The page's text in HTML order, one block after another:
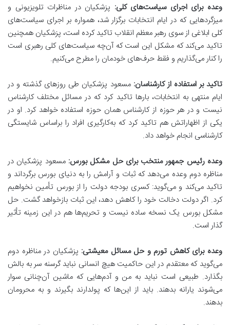
وعده برای اجرای سیاست‌های کلی: پزشکیان در مناظرات تلویزیونی و
میزگردهایی که در ایام انتخابات برگزار شد، همواره بر اجرای سیاست‌های
کلی ابلاغی از سوی رهبر معظم انقلاب تاکید کرده است، پزشکیان همچنین
تاکید می‌کند که مشکل این است که آن‌چه سیاست‌های کلی رهبری است
را کنار می‌گذاریم و فقط حرف‌های خودمان را مطرح می‌کنیم.
تاکید بر استفاده از کارشناسان: مسعود پزشکیان طی روزهای گذشته و در
ایام منتهی به انتخابات، بارها تاکید کرد که در مسائل مختلف کارشناس
نیست و در هر حوزه از کارشناس همان حوزه استفاده خواهد کرد. او در
یکی از اظهاراتش هم تاکید کرد که به‌کارگیری افراد را براساس شایستگی
کارشناسی انجام خواهد داد.
وعده رئیس جمهور منتخب برای حل مشکل بورس: مسعود پزشکیان در
مناظره دوم وعده می‌دهد که ثبات و آرامش را به دنیای بورس برگرداند و
تاکید می‌کند و می‌گوید: کسری بودجه دولت را از بورس تأمین نخواهیم
کرد. اگر دولت دخالت خود را کاهش دهد، این ثبات بازخواهد گشت. حل
مشکل بورس یک نسخه ساده نیست و تحریم‌ها هم در این زمینه تأثیر
گذار است.
وعده برای کاهش تورم و حل مسائل معیشتی: پزشکیان در مناظره دوم
می‌گوید که معتقدم در این حاکمیت هیچ انسانی نباید گرسنه سر به بالش
بگذارد. طبیعی است نباید به من و آدم‌هایی که ماشین آن‌چنانی سوار
می‌شوند یارانه بدهند. باید از این‌ها که پولدارند بگیرند و به محرومان
بدهند.